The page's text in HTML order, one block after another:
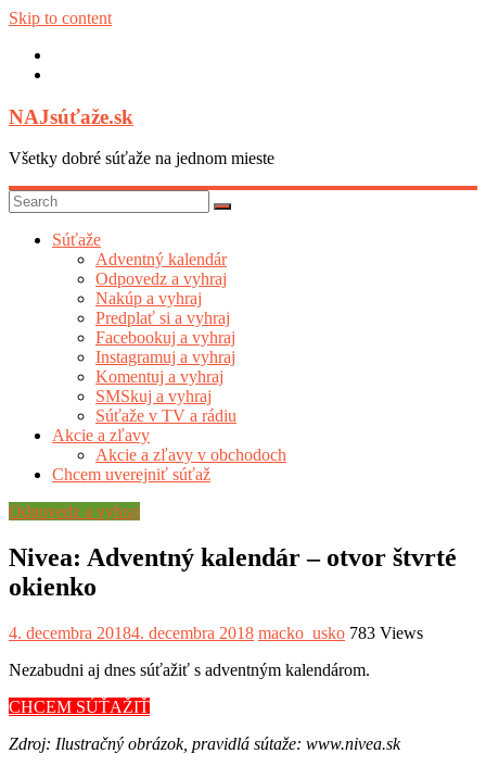
Skip to content
NAJsúťaže.sk
Všetky dobré súťaže na jednom mieste
Súťaže
Adventný kalendár
Odpovedz a vyhraj
Nakúp a vyhraj
Predplať si a vyhraj
Facebookuj a vyhraj
Instagramuj a vyhraj
Komentuj a vyhraj
SMSkuj a vyhraj
Súťaže v TV a rádiu
Akcie a zľavy
Akcie a zľavy v obchodoch
Chcem uverejniť súťaž
Odpovedz a vyhraj
Nivea: Adventný kalendár – otvor štvrté
okienko
4. decembra 20184. decembra 2018 macko_usko 783 Views
Nezabudni aj dnes súťažiť s adventným kalendárom.
CHCEM SÚŤAŽIŤ
Zdroj: Ilustračný obrázok, pravidlá sútaže: www.nivea.sk